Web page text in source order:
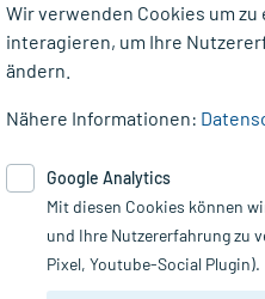
& Gelenke
Nur für
Wir verwenden Cookies um
interagieren, um Ihre
ändern.
Nähere Informationen:
Google Analytics
Mit diesen Cookies können
und Ihre Nutzererfahrung zu
Pixel, Youtube-Social Plugin).